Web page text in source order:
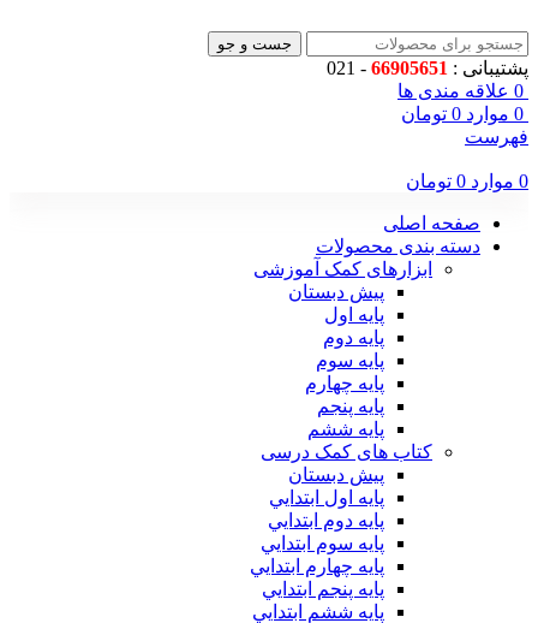
جست و جو
پشتیبانی : 66905651
- 021
0 علاقه مندی ها
0 موارد 0 تومان
فهرست
0 موارد 0 تومان
صفحه اصلی
دسته بندی محصولات
ابزارهای کمک آموزشی
پیش دبستان
پایه اول
پایه دوم
پایه سوم
پایه چهارم
پايه پنجم
پایه ششم
کتاب های کمک درسی
پیش دبستان
پايه اول ابتدايي
پايه دوم ابتدايي
پايه سوم ابتدايي
پايه چهارم ابتدايي
پايه پنجم ابتدايي
پايه ششم ابتدايي